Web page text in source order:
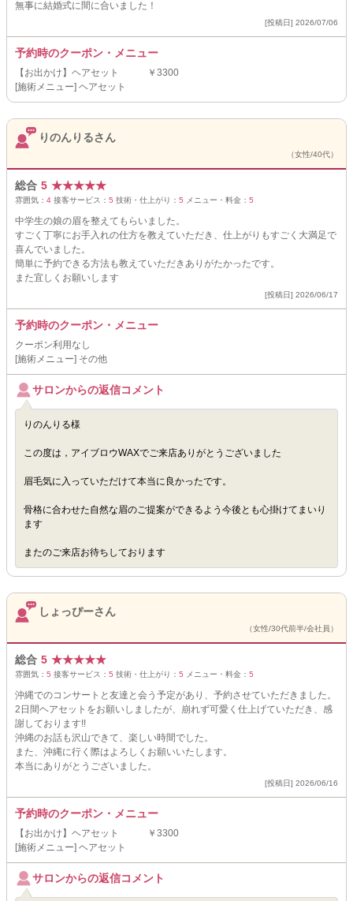
無事に結婚式に間に合いました！
[投稿日] 2026/07/06
予約時のクーポン・メニュー
【お出かけ】ヘアセット ￥3300
[施術メニュー] ヘアセット
りのんりるさん
（女性/40代）
総合 5 ★★★★★
雰囲気： 4 接客サービス： 5 技術・仕上がり： 5 メニュー・料金： 5
中学生の娘の眉を整えてもらいました。
すごく丁寧にお手入れの仕方を教えていただき、仕上がりもすごく大満足で
喜んでいました。
簡単に予約できる方法も教えていただきありがたかったです。
また宜しくお願いします
[投稿日] 2026/06/17
予約時のクーポン・メニュー
クーポン利用なし
[施術メニュー] その他
サロンからの返信コメント
りのんりる様
この度は，アイブロウWAXでご来店ありがとうございました
眉毛気に入っていただけて本当に良かったです。
骨格に合わせた自然な眉のご提案ができるよう今後とも心掛けてまいり
ます
またのご来店お待ちしております
しょっぴーさん
（女性/30代前半/会社員）
総合 5 ★★★★★
雰囲気： 5 接客サービス： 5 技術・仕上がり： 5 メニュー・料金： 5
沖縄でのコンサートと友達と会う予定があり、予約させていただきました。
2日間ヘアセットをお願いしましたが、崩れず可愛く仕上げていただき、感
謝しております!!
沖縄のお話も沢山できて、楽しい時間でした。
また、沖縄に行く際はよろしくお願いいたします。
本当にありがとうございました。
[投稿日] 2026/06/16
予約時のクーポン・メニュー
【お出かけ】ヘアセット ￥3300
[施術メニュー] ヘアセット
サロンからの返信コメント